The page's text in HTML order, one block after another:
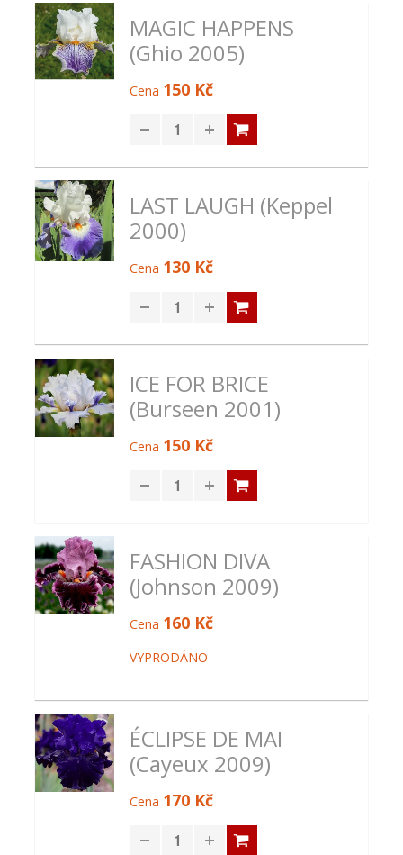
MAGIC HAPPENS
(Ghio 2005)
Cena 150 Kč
LAST LAUGH (Keppel
2000)
Cena 130 Kč
ICE FOR BRICE
(Burseen 2001)
Cena 150 Kč
FASHION DIVA
(Johnson 2009)
Cena 160 Kč
VYPRODÁNO
ÉCLIPSE DE MAI
(Cayeux 2009)
Cena 170 Kč